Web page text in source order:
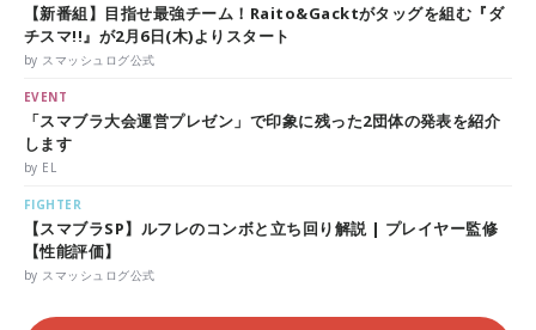
【新番組】目指せ最強チーム！Raito&Gacktがタッグを組む『ダ
チスマ!!』が2月6日(木)よりスタート
by スマッシュログ公式
EVENT
「スマブラ大会運営プレゼン」で印象に残った2団体の発表を紹介
します
by EL
FIGHTER
【スマブラSP】ルフレのコンボと立ち回り解説 | プレイヤー監修
【性能評価】
by スマッシュログ公式